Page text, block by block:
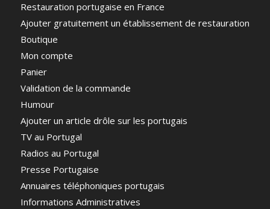
Restauration portugaise en France
Ajouter gratuitement un établissement de restauration
Boutique
Mon compte
Panier
Validation de la commande
Humour
Ajouter un article drôle sur les portugais
TV au Portugal
Radios au Portugal
Presse Portugaise
Annuaires téléphoniques portugais
Informations Administratives